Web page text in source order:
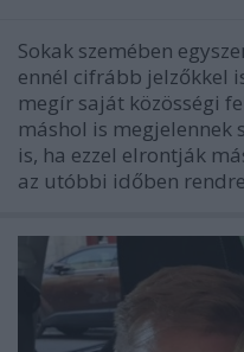
Sokak szemében
ennél cifrább jelzőkkel
megír saját közösségi
máshol is megjelennek
is, ha ezzel elrontják
az utóbbi időben